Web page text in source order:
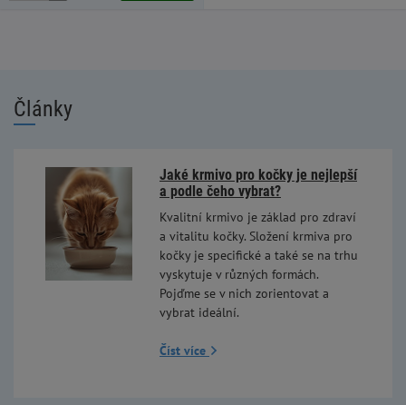
Články
Jaké krmivo pro kočky je nejlepší
a podle čeho vybrat?
Kvalitní krmivo je základ pro zdraví
a vitalitu kočky. Složení krmiva pro
kočky je specifické a také se na trhu
vyskytuje v různých formách.
Pojďme se v nich zorientovat a
vybrat ideální.
Číst více